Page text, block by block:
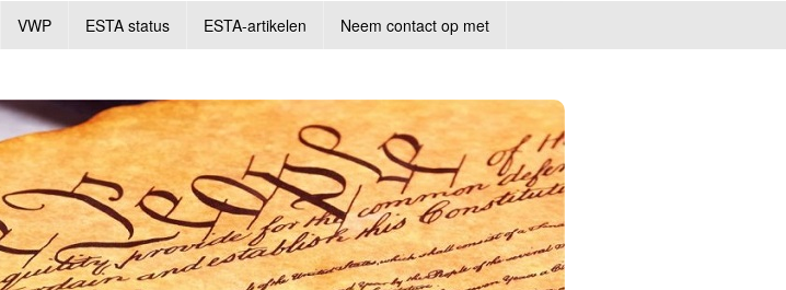
VWP ESTA status ESTA-artikelen Neem contact op met